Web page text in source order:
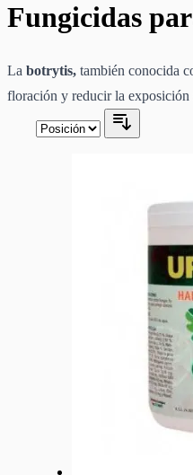
Fungicidas
La botrytis, también conocida
floración y reducir la